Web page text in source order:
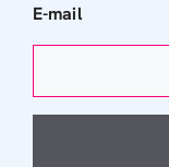
E-mail